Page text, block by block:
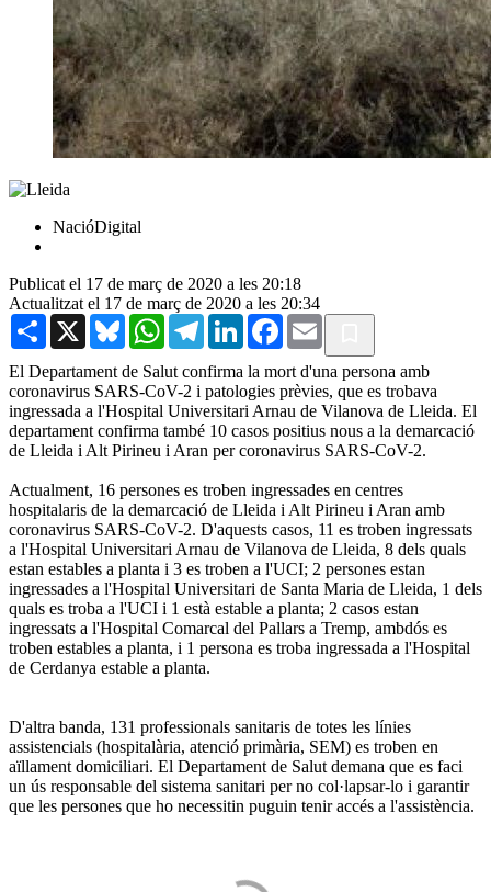
NacióDigital
Publicat el 17 de març de 2020 a les 20:18
Actualitzat el 17 de març de 2020 a les 20:34
Share X BlueskyWhatsAppTelegramLinkedInFacebook
Email
El Departament de Salut confirma la mort d'una persona amb
coronavirus SARS-CoV-2 i patologies prèvies, que es trobava
ingressada a l'Hospital Universitari Arnau de Vilanova de Lleida. El
departament confirma també 10 casos positius nous a la demarcació
de Lleida i Alt Pirineu i Aran per coronavirus SARS-CoV-2.
Actualment, 16 persones es troben ingressades en centres
hospitalaris de la demarcació de Lleida i Alt Pirineu i Aran amb
coronavirus SARS-CoV-2. D'aquests casos, 11 es troben ingressats
a l'Hospital Universitari Arnau de Vilanova de Lleida, 8 dels quals
estan estables a planta i 3 es troben a l'UCI; 2 persones estan
ingressades a l'Hospital Universitari de Santa Maria de Lleida, 1 dels
quals es troba a l'UCI i 1 està estable a planta; 2 casos estan
ingressats a l'Hospital Comarcal del Pallars a Tremp, ambdós es
troben estables a planta, i 1 persona es troba ingressada a l'Hospital
de Cerdanya estable a planta.
D'altra banda, 131 professionals sanitaris de totes les línies
assistencials (hospitalària, atenció primària, SEM) es troben en
aïllament domiciliari. El Departament de Salut demana que es faci
un ús responsable del sistema sanitari per no col·lapsar-lo i garantir
que les persones que ho necessitin puguin tenir accés a l'assistència.